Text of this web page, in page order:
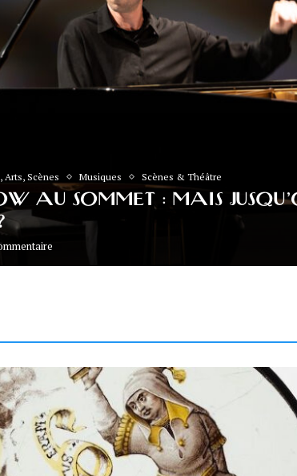
Arts, Scènes Musiques Scènes & Théâtre
AU SOMMET : MAIS